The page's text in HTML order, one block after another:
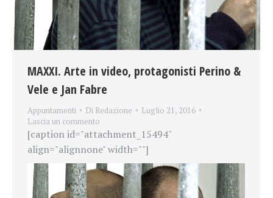
MAXXI. Arte in video, protagonisti Perino &
Vele e Jan Fabre
Appuntamenti Di Redazione
Luglio 21, 2016
Lascia un commento
[caption id="attachment_15494"
align="alignnone" width=""]